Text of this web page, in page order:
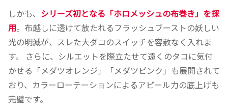
しかも、 シリーズ初となる「ホロメッシュの布巻き」を採
用。布越しに透けて放たれるフラッシュブーストの妖しい
光の明滅が、スレた大ダコのスイッチを容赦なく入れま
す。 さらに、シルエットを際立たせて遠くのタコに気付
かせる「メダツオレンジ」「メダツピンク」も展開されて
おり、カラーローテーションによるアピール力の底上げも
完璧です。